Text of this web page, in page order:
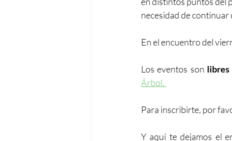
necesidad de continuar
En el encuentro del
Los eventos son
Árbol.
Para inscribirte, por
Y aquí te dejamos el